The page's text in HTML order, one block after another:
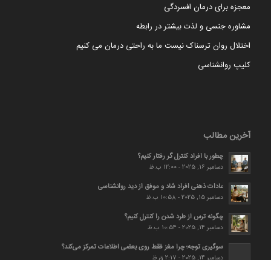
معجزه برای درمان افسردگی
مشاوره جنسی و لذت بیشتر در رابطه
اختلال روان ترسناک نیست ما به راحتی درمان می کنیم
کلیپ روانشناسی
آخرین مطالب
چطور با افراد کنترل گر رفتار کنیم؟
دسامبر 16, 2025 - 12:00 ب.ظ
عادات ذهنی افراد شاد و موفق از دید روانشناسی
دسامبر 15, 2025 - 10:58 ب.ظ
چگونه ترس از طرد شدن را کنترل کنیم؟
دسامبر 14, 2025 - 10:54 ب.ظ
سوگیری توجه؛ چرا مغز فقط روی بعضی اطلاعات تمرکز می‌کند؟
دسامبر 14, 2025 - 2:17 ق.ظ